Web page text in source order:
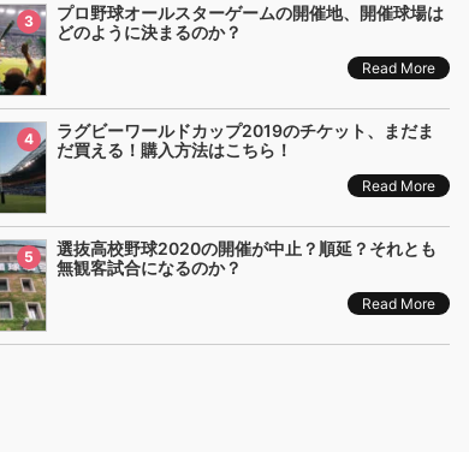
3
プロ野球オールスターゲームの開催地、開催球場は
どのように決まるのか？
Read More
4
ラグビーワールドカップ2019のチケット、まだま
だ買える！購入方法はこちら！
Read More
5
選抜高校野球2020の開催が中止？順延？それとも
無観客試合になるのか？
Read More